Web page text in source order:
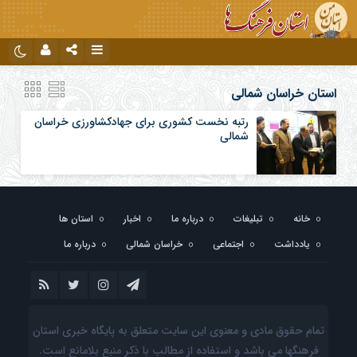
تلگرام نام کاربری یا نشانی ایمیل
رمز عبور
استان خراسان شمالی
رتبه نخست کشوری برای جهادکشاورزی خراسان
شمالی
خانه تبلیغات درباره ما اخبار
استان ها
یادداشت
اجتماعی خراسان شمالی درباره ما
تمام حقوق مادی و معنوی این سایت متعلق به پایگاه خبری استان
فرهنگها می باشد و استفاده از مطالب با ذکر منبع بلامانع است.